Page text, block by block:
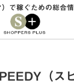
で稼ぐための総合
（スピ